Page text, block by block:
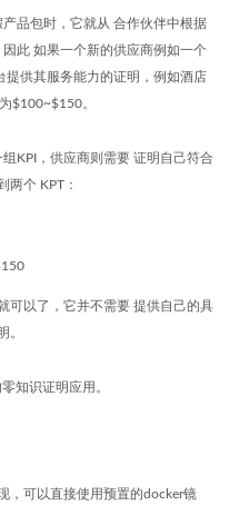
品包时，它就从 合作伙伴中根据
此 如果一个新的供应商例如一个
提供其服务能力的证明，例如酒店
$100~$150。
KPI，供应商则需要 证明自己符合
两个 KPT：
可以了，它并不需要 提供自己的具
。
知识证明应用。
，可以直接使用预置的docker镜